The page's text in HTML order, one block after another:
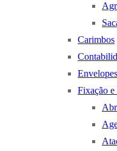
Carimbos
Envelopes
Fixação